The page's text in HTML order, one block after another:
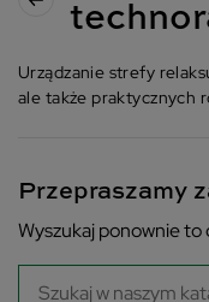
Urządzanie strefy
ale także praktycznych
Jednym z elementów,
sprawia, że doskonale
tarasie. W Vokato
efektowne siedzisko,
Przepraszamy
Wyszukaj ponownie to